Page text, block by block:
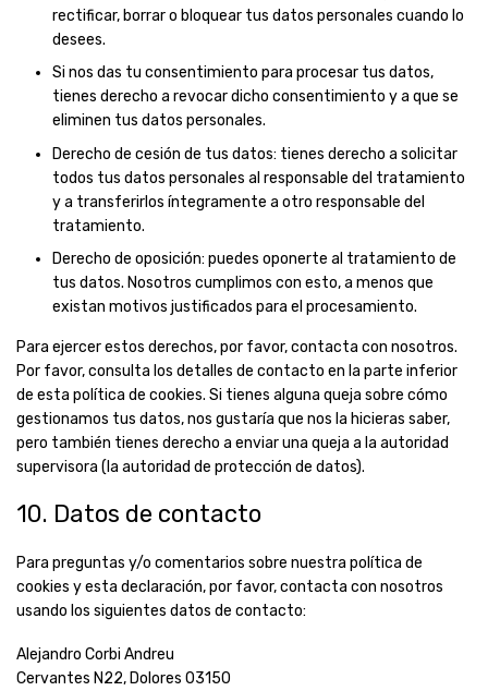
rectificar, borrar o bloquear tus datos personales cuando lo
desees.
Si nos das tu consentimiento para procesar tus datos,
tienes derecho a revocar dicho consentimiento y a que se
eliminen tus datos personales.
Derecho de cesión de tus datos: tienes derecho a solicitar
todos tus datos personales al responsable del tratamiento
y a transferirlos íntegramente a otro responsable del
tratamiento.
Derecho de oposición: puedes oponerte al tratamiento de
tus datos. Nosotros cumplimos con esto, a menos que
existan motivos justificados para el procesamiento.
Para ejercer estos derechos, por favor, contacta con nosotros.
Por favor, consulta los detalles de contacto en la parte inferior
de esta política de cookies. Si tienes alguna queja sobre cómo
gestionamos tus datos, nos gustaría que nos la hicieras saber,
pero también tienes derecho a enviar una queja a la autoridad
supervisora (la autoridad de protección de datos).
10. Datos de contacto
Para preguntas y/o comentarios sobre nuestra política de
cookies y esta declaración, por favor, contacta con nosotros
usando los siguientes datos de contacto:
Alejandro Corbi Andreu
Cervantes N22, Dolores 03150